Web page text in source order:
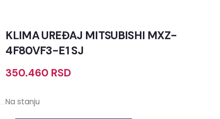
KLIMA UREĐAJ MITSUBISHI MXZ-
4F80VF3-E1 SJ
350.460 RSD
Na stanju